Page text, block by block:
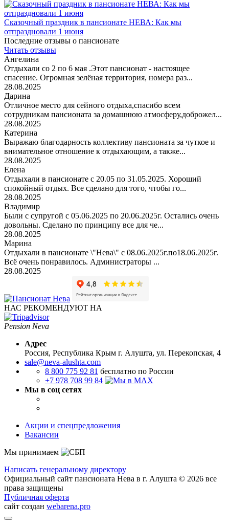
Сказочный праздник в пансионате НЕВА: Как мы
отпраздновали 1 июня
Последние отзывы о пансионате
Читать отзывы
Ангелина
Отдыхали со 2 по 6 мая .Этот пансионат - настоящее
спасение. Огромная зелёная территория, номера раз...
28.08.2025
Дарина
Отличное место для сейного отдыха,спасибо всем
сотрудникам пансионата за домашнюю атмосферу,доброжел...
28.08.2025
Катерина
Выражаю благодарность коллективу пансионата за чуткое и
внимательное отношение к отдыхающим, а также...
28.08.2025
Елена
Отдыхали в пансионате с 20.05 по 31.05.2025. Хороший
спокойный отдых. Все сделано для того, чтобы го...
28.08.2025
Владимир
Были с супругой с 05.06.2025 по 20.06.2025г. Остались очень
довольны. Сделано по принципу все для че...
28.08.2025
Марина
Отдыхали в пансионате \"Нева\" с 08.06.2025г.по18.06.2025г.
Всё очень понравилось. Администраторы ...
28.08.2025
НАС РЕКОМЕНДУЮТ НА
Pension Neva
Адрес
Россия, Республика Крым г. Алушта, ул. Перекопская, 4
sale@neva-alushta.com
8 800 775 92 81 бесплатно по России
+7 978 708 99 84
Мы в соц сетях
Акции и спецпредложения
Вакансии
Мы принимаем
Написать генеральному директору
Официальный сайт пансионата Нева в г. Алушта © 2026 все
права защищены
Публичная оферта
сайт создан webarena.pro